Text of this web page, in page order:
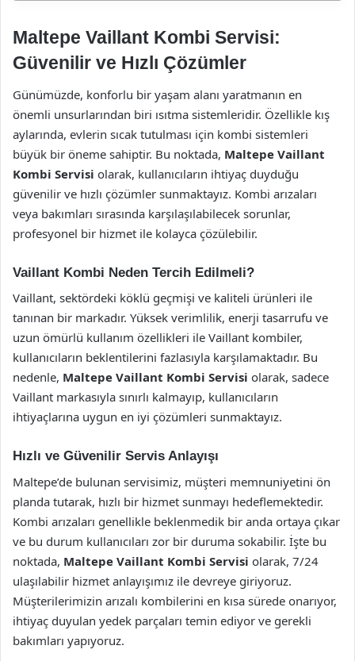
Maltepe Vaillant Kombi Servisi:
Güvenilir ve Hızlı Çözümler
Günümüzde, konforlu bir yaşam alanı yaratmanın en
önemli unsurlarından biri ısıtma sistemleridir. Özellikle kış
aylarında, evlerin sıcak tutulması için kombi sistemleri
büyük bir öneme sahiptir. Bu noktada, Maltepe Vaillant
Kombi Servisi olarak, kullanıcıların ihtiyaç duyduğu
güvenilir ve hızlı çözümler sunmaktayız. Kombi arızaları
veya bakımları sırasında karşılaşılabilecek sorunlar,
profesyonel bir hizmet ile kolayca çözülebilir.
Vaillant Kombi Neden Tercih Edilmeli?
Vaillant, sektördeki köklü geçmişi ve kaliteli ürünleri ile
tanınan bir markadır. Yüksek verimlilik, enerji tasarrufu ve
uzun ömürlü kullanım özellikleri ile Vaillant kombiler,
kullanıcıların beklentilerini fazlasıyla karşılamaktadır. Bu
nedenle, Maltepe Vaillant Kombi Servisi olarak, sadece
Vaillant markasıyla sınırlı kalmayıp, kullanıcıların
ihtiyaçlarına uygun en iyi çözümleri sunmaktayız.
Hızlı ve Güvenilir Servis Anlayışı
Maltepe’de bulunan servisimiz, müşteri memnuniyetini ön
planda tutarak, hızlı bir hizmet sunmayı hedeflemektedir.
Kombi arızaları genellikle beklenmedik bir anda ortaya çıkar
ve bu durum kullanıcıları zor bir duruma sokabilir. İşte bu
noktada, Maltepe Vaillant Kombi Servisi olarak, 7/24
ulaşılabilir hizmet anlayışımız ile devreye giriyoruz.
Müşterilerimizin arızalı kombilerini en kısa sürede onarıyor,
ihtiyaç duyulan yedek parçaları temin ediyor ve gerekli
bakımları yapıyoruz.